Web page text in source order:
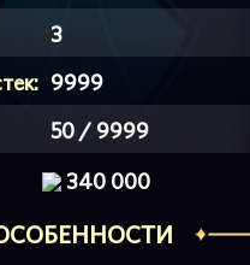
3
9999
50 / 9999
340 000